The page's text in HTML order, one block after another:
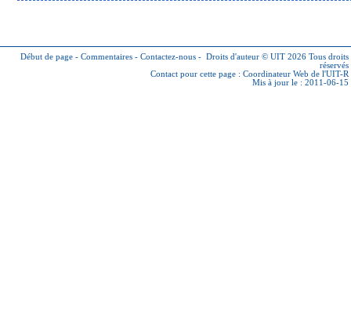
Début de page - Commentaires - Contactez-nous - Droits d'auteur © UIT 2026 Tous droits
réservés
Contact pour cette page : Coordinateur Web de l'UIT-R
Mis à jour le : 2011-06-15